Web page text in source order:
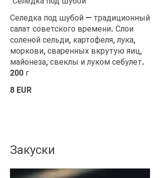
Селедка под шубой — традиционный
салат советского времени. Слои
соленой сельди, картофеля, лука,
моркови, сваренных вкрутую яиц,
майонеза, свеклы и луком себулет.
200 г
8 EUR
Закуски